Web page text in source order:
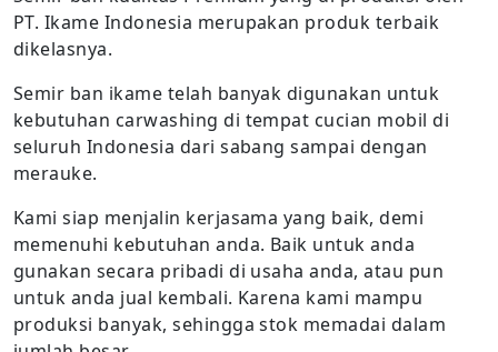
PT. Ikame Indonesia merupakan produk terbaik
dikelasnya.
Semir ban ikame telah banyak digunakan untuk
kebutuhan carwashing di tempat cucian mobil di
seluruh Indonesia dari sabang sampai dengan
merauke.
Kami siap menjalin kerjasama yang baik, demi
memenuhi kebutuhan anda. Baik untuk anda
gunakan secara pribadi di usaha anda, atau pun
untuk anda jual kembali. Karena kami mampu
produksi banyak, sehingga stok memadai dalam